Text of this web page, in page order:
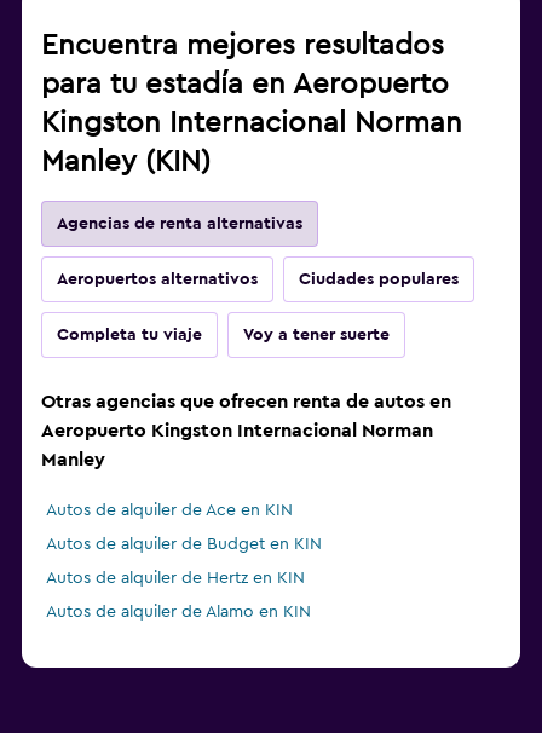
Encuentra mejores resultados
para tu estadía en Aeropuerto
Kingston Internacional Norman
Manley (KIN)
Agencias de renta alternativas
Aeropuertos alternativos Ciudades populares
Completa tu viaje Voy a tener suerte
Otras agencias que ofrecen renta de autos en
Aeropuerto Kingston Internacional Norman
Manley
Autos de alquiler de Ace en KIN
Autos de alquiler de Budget en KIN
Autos de alquiler de Hertz en KIN
Autos de alquiler de Alamo en KIN